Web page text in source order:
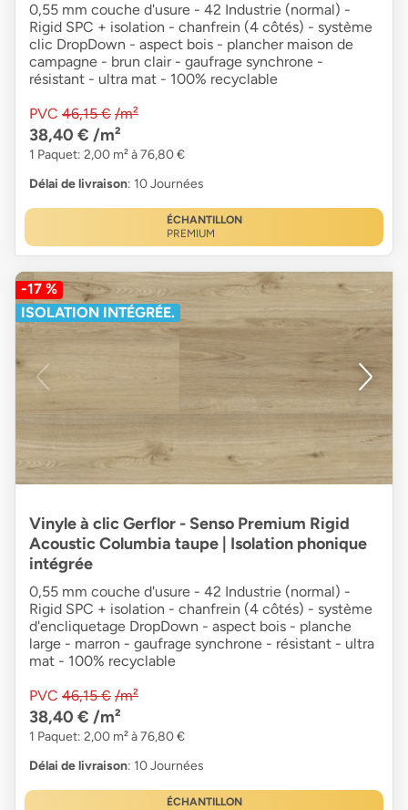
0,55 mm couche d'usure - 42 Industrie (normal) -
Rigid SPC + isolation - chanfrein (4 côtés) - système
clic DropDown - aspect bois - plancher maison de
campagne - brun clair - gaufrage synchrone -
résistant - ultra mat - 100% recyclable
PVC 46,15 € /m²
38,40 € /m²
1 Paquet: 2,00 m² à 76,80 €
Délai de livraison: 10 Journées
ÉCHANTILLON
PREMIUM
-17 %
ISOLATION INTÉGRÉE.
Vinyle à clic Gerflor - Senso Premium Rigid
Acoustic Columbia taupe | Isolation phonique
intégrée
0,55 mm couche d'usure - 42 Industrie (normal) -
Rigid SPC + isolation - chanfrein (4 côtés) - système
d'encliquetage DropDown - aspect bois - planche
large - marron - gaufrage synchrone - résistant - ultra
mat - 100% recyclable
PVC 46,15 € /m²
38,40 € /m²
1 Paquet: 2,00 m² à 76,80 €
Délai de livraison: 10 Journées
ÉCHANTILLON